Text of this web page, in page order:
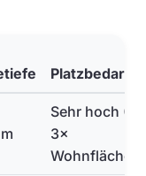
Platzbedarf
Sehr hoch (2–
3×
Wohnfläche)